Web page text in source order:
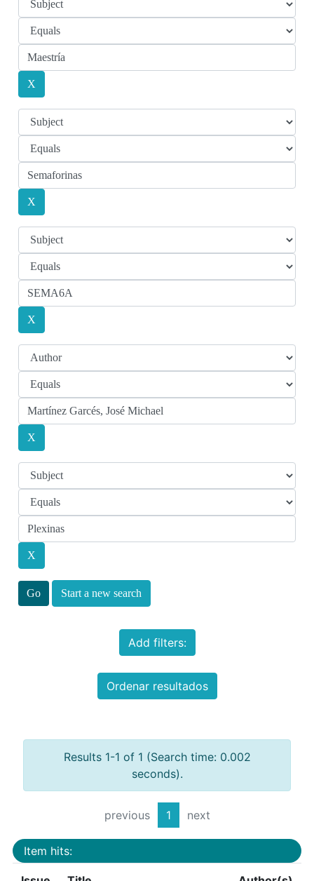
Start a new search
Add filters:
Ordenar resultados
Results 1-1 of 1 (Search time: 0.002
seconds).
previous 1 next
Item hits: